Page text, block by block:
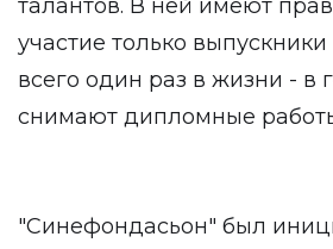
талантов. В ней имеют
участие только
всего один раз в жизни - в
снимают дипломные
"Синефондасьон" был